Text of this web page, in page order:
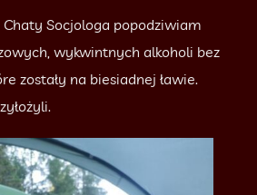
Chaty Socjologa popodziwiam
wykwintnych alkoholi bez
zostały na biesiadnej ławie.